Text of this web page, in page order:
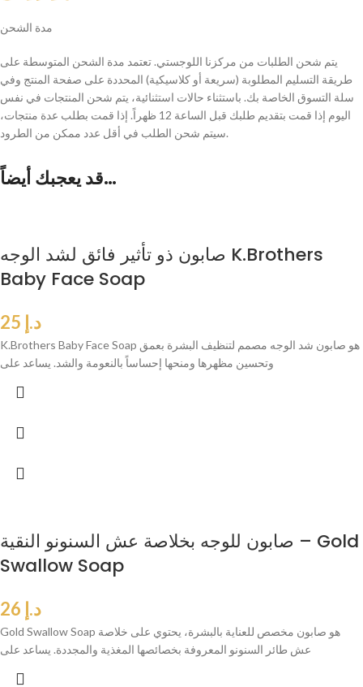
مدة الشحن
يتم شحن الطلبات من مركزنا اللوجستي. تعتمد مدة الشحن المتوسطة على
طريقة التسليم المطلوبة (سريعة أو كلاسيكية) المحددة على صفحة المنتج وفي
سلة التسوق الخاصة بك. باستثناء حالات استثنائية، يتم شحن المنتجات في نفس
اليوم إذا قمت بتقديم طلبك قبل الساعة 12 ظهراً. إذا قمت بطلب عدة منتجات،
سيتم شحن الطلب في أقل عدد ممكن من الطرود.
قد يعجبك أيضاً…
صابون ذو تأثير فائق لشد الوجه K.Brothers
Baby Face Soap
د.إ
K.Brothers Baby Face Soap هو صابون شد الوجه مصمم لتنظيف البشرة بعمق
وتحسين مظهرها ومنحها إحساساً بالنعومة والشد. يساعد على
صابون للوجه بخلاصة عش السنونو النقية – Gold
Swallow Soap
د.إ
Gold Swallow Soap هو صابون مخصص للعناية بالبشرة، يحتوي على خلاصة
عش طائر السنونو المعروفة بخصائصها المغذية والمجددة. يساعد على